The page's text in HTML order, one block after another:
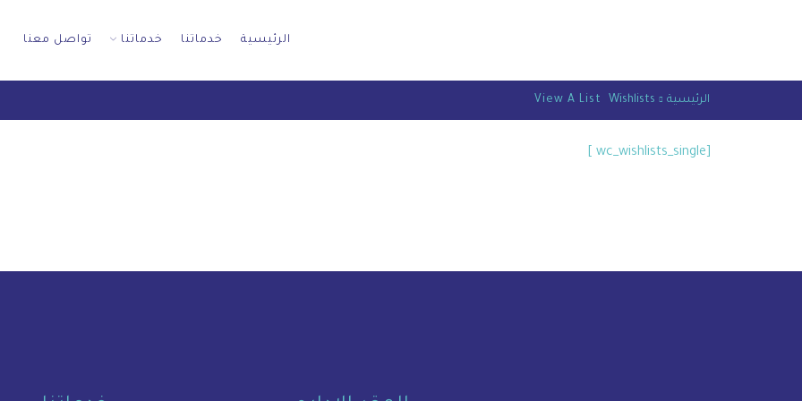
الرئيسية خدماتنا خدماتنا تواصل معنا
الرئيسية Wishlists
View A List
[wc_wishlists_single ]